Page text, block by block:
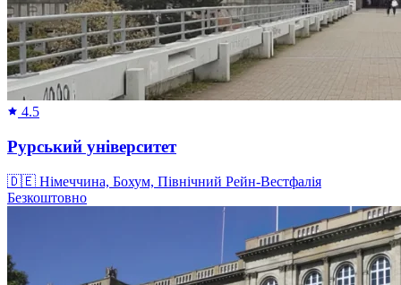
4.5
Рурський університет
🇩🇪 Німеччина, Бохум, Північний Рейн-Вестфалія
Безкоштовно